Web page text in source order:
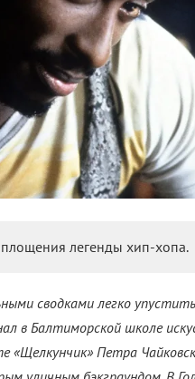
легенды хип-хопа.
сводками легко
в Балтиморской школе
Петра